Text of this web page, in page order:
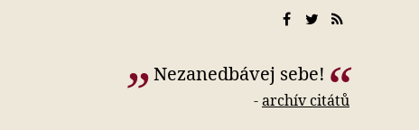
Nezanedbávej sebe!
-archív citátů